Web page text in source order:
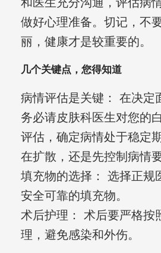
做好心理准备。切记，不
丽，健康才是较重要的。
几个关键点，您得知道
病情评估是关键： 在决定
务必请皮肤科医生对您的
评估，确定病情处于稳定
在扩散，还是先控制病情要
填充物的选择： 选择正规
安全可靠的填充物。
术后护理： 术后要严格按
理，避免感染和外伤。